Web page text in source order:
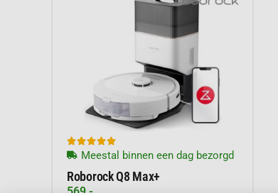

Meestal binnen een dag bezorgd
Roborock Q8 Max+